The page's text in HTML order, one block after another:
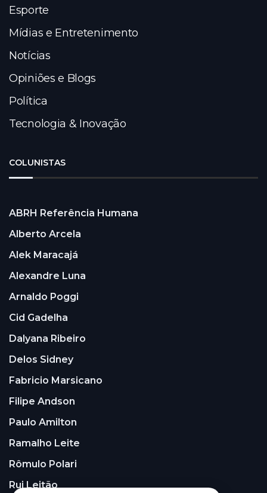
Esporte
Mídias e Entretenimento
Notícias
Opiniões e Blogs
Política
Tecnologia & Inovação
COLUNISTAS
ABRH Referência Humana
Alberto Arcela
Alek Maracajá
Alexandre Luna
Arnaldo Poggi
Cid Gadelha
Dalyana Ribeiro
Delos Sidney
Fabricio Marsicano
Filipe Andson
Paulo Amilton
Ramalho Leite
Rômulo Polari
Rui Leitão